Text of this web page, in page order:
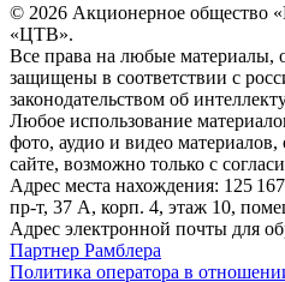
© 2026 Акционерное общество
«ЦТВ».
Все права на любые материалы,
защищены в соответствии с
законодательством об
Любое использование
фото, аудио и видео
сайте, возможно только с
Адрес места нахождения: 125
пр-т, 37 А, корп. 4, этаж 10,
Адрес электронной почты для
Партнер Рамблера
Политика оператора в